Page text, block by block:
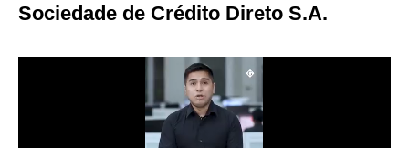
Sociedade de Crédito Direto S.A.